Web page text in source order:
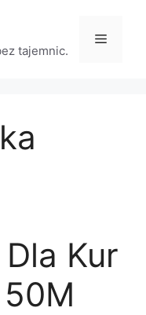
tajemnic.
Menu
Kur